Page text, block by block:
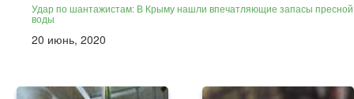
Удар по шантажистам: В Крыму нашли впечатляющие запасы пресной
воды
20 июнь, 2020